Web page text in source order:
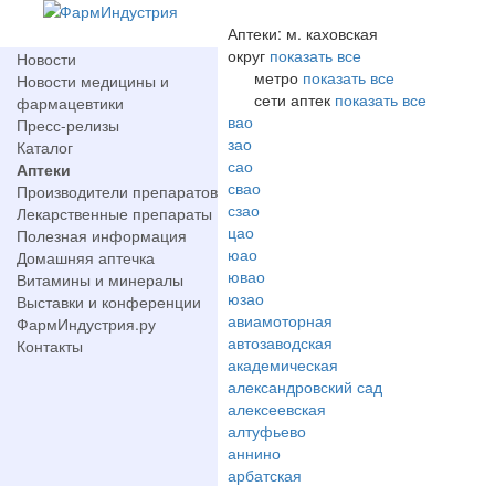
Новости
Новости медицины и
фармацевтики
Пресс-релизы
Каталог
Аптеки
Производители препаратов
Лекарственные препараты
Полезная информация
Домашняя аптечка
Витамины и минералы
Выставки и конференции
ФармИндустрия.ру
Контакты
Аптеки: м. каховская
округ показать все
метро показать все
сети аптек показать все
вао
зао
сао
свао
сзао
цао
юао
ювао
юзао
авиамоторная
автозаводская
академическая
александровский сад
алексеевская
алтуфьево
аннино
арбатская